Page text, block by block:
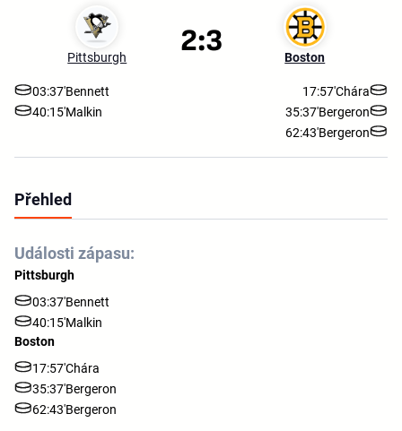
Pittsburgh Boston
2:3
03:37'Bennett
40:15'Malkin
17:57'Chára
35:37'Bergeron
62:43'Bergeron
Přehled
Události zápasu:
Pittsburgh
03:37'Bennett
40:15'Malkin
Boston
17:57'Chára
35:37'Bergeron
62:43'Bergeron